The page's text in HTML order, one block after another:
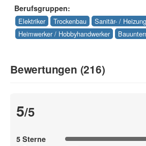
Berufsgruppen:
Elektriker Trockenbau
Sanitär- /
Heimwerker / Hobbyhandwerker
Bewertungen (216)
5/5
5 Sterne